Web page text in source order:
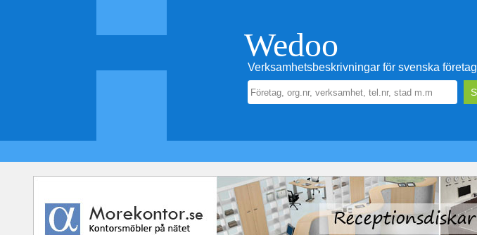
Wedoo
Verksamhetsbeskrivningar för svenska företag